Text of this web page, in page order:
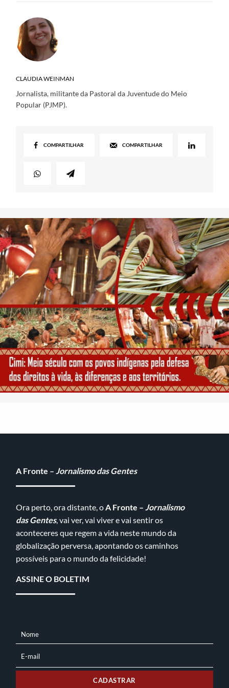
CLAUDIA WEINMAN
Jornalista, militante da Pastoral da Juventude do Meio
Popular (PJMP).
COMPARTILHAR COMPARTILHAR
A Fronte – Jornalismo das Gentes
Ora perto, ora distante, oA Fronte – Jornalismo
das Gentes, vai ver, vai viver e vai sentir os
aconteceres que regem a vida neste mundo da
globalização perversa, apontando os caminhos
possíveis para o mundo da felicidade!
ASSINE O BOLETIM
NOME
Nome
MAIL
E-mail
CADASTRAR